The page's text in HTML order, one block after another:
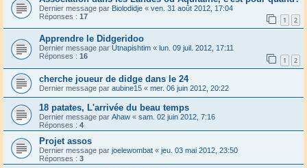
Dernier message par Biolodidje « ven. 31 août 2012, 17:04
Réponses : 17 1 2
Apprendre le Didgeridoo
Dernier message par Utnapishtim « lun. 09 juil. 2012, 17:11
Réponses : 16 1 2
cherche joueur de didge dans le 24
Dernier message par aubine15 « mer. 06 juin 2012, 20:22
18 patates, L'arrivée du beau temps
Dernier message par Ahaw « sam. 02 juin 2012, 7:16
Réponses : 4
Projet assos
Dernier message par joelewombat « jeu. 03 mai 2012, 23:50
Réponses : 3